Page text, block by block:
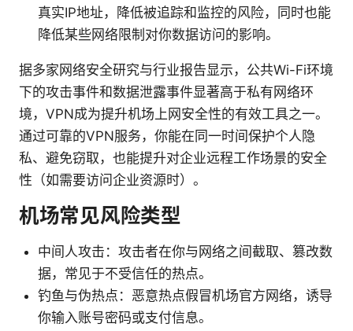
真实IP地址，降低被追踪和监控的风险，同时也能
降低某些网络限制对你数据访问的影响。
据多家网络安全研究与行业报告显示，公共Wi-Fi环境
下的攻击事件和数据泄露事件显著高于私有网络环
境，VPN成为提升机场上网安全性的有效工具之一。
通过可靠的VPN服务，你能在同一时间保护个人隐
私、避免窃取，也能提升对企业远程工作场景的安全
性（如需要访问企业资源时）。
机场常见风险类型
中间人攻击：攻击者在你与网络之间截取、篡改数
据，常见于不受信任的热点。
钓鱼与伪热点：恶意热点假冒机场官方网络，诱导
你输入账号密码或支付信息。